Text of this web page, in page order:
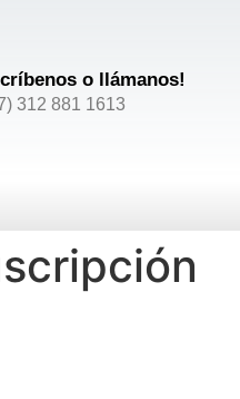
o llámanos!
312 881 1613